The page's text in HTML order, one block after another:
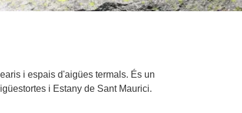
i espais d'aigües termals. És un
i Estany de Sant Maurici.